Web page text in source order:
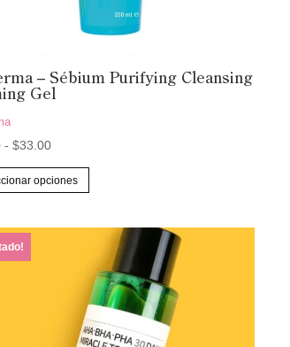
– Sébium Purifying Cleansing
Gel
- $33.00Rango
de
precios:
opciones
Este
producto
múltiples
variantes.
Las
opciones
se